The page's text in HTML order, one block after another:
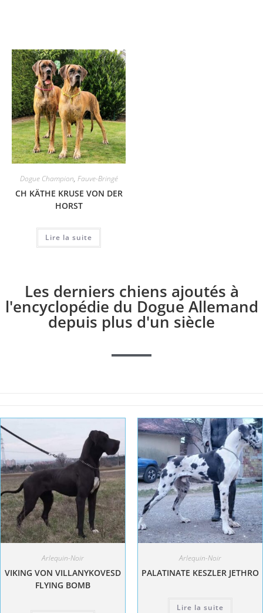
Dogue Champion, Fauve-Bringé
CH KÄTHE KRUSE VON DER
HORST
Lire la suite
Les derniers chiens ajoutés à
l'encyclopédie du Dogue Allemand
depuis plus d'un siècle
Arlequin-Noir
VIKING VON VILLANYKOVESD
FLYING BOMB
Arlequin-Noir
PALATINATE KESZLER JETHRO
Lire la suite